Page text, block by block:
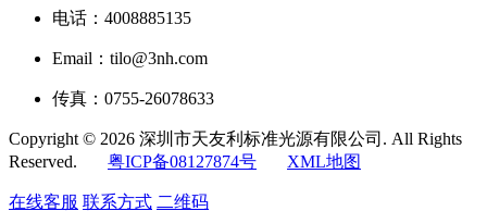
电话：4008885135
Email：tilo@3nh.com
传真：0755-26078633
Copyright © 2026 深圳市天友利标准光源有限公司. All Rights
Reserved. 粤ICP备08127874号 XML地图
在线客服 联系方式 二维码